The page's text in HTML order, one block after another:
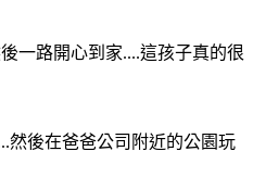
一路開心到家....這孩子真的很
然後在爸爸公司附近的公園玩